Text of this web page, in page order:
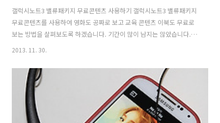
갤럭시노트3 밸류패키지 무료콘텐츠 사용하기 갤럭시노트3 밸류패키지
무료콘텐츠를 사용하여 영화도 공짜로 보고 교육 콘텐츠 이북도 무료로
보는 방법을 살펴보도록 하겠습니다. 기간이 많이 남지는 않았습니다.
11월 30일까지 사용이 가능하니까요. 서둘러서 사용하시기 바랍니다.
번 소개해드린적이 있는데요. 삼성에서 스마트폰으로 자주 사용될만한
큰 카테고리를 나누고 대부분의 콘텐츠를 모아서 서비스를 하고 있습니
다. 게임도 할 수 있고 공부도 할 수 있고 영화도 볼 수 있죠. 갤럭시노트3
밸류 패키지를 통해서는 갤럭시노트3 사용자에게 무료로 콘텐츠를 써볼
수 있는 기회를 주고 있습니다. 무료정보인데 놓치면 안되겠죠. 이미 갤
2013. 11. 30.